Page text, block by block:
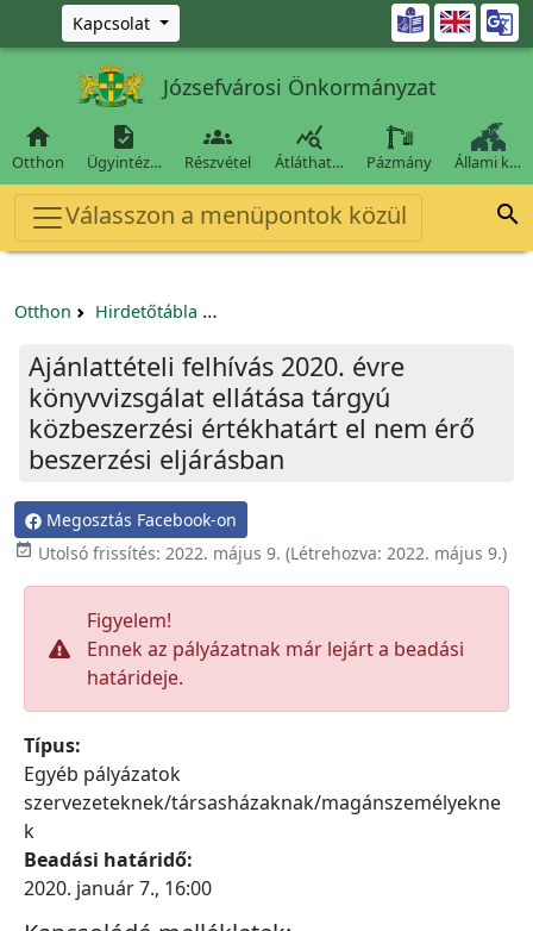
Ugrás a fő tartalomra
Kapcsolat 
Józsefvárosi Önkormányzat

Otthon

Ügyintéz…

Részvétel

Átláthat… Pázmány Állami k…
Válasszon a menüpontok közül 
Otthon Hirdetőtábla
Ajánlattételi felhívás 2020. évre
könyvvizsgálat ellátása tárgyú
közbeszerzési értékhatárt el nem érő
beszerzési eljárásban
Megosztás Facebook-on
 Utolsó frissítés: 2022. május 9. (Létrehozva: 2022. május 9.)
Figyelem!
Ennek az pályázatnak már lejárt a beadási
határideje.
Típus:
Egyéb pályázatok
szervezeteknek/társasházaknak/magánszemélyekne
k
Beadási határidő:
2020. január 7., 16:00